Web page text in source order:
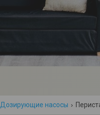
Дозирующие насосы